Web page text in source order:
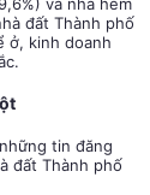
đất Thành phố
ở, kinh doanh
tin đăng
đất Thành phố